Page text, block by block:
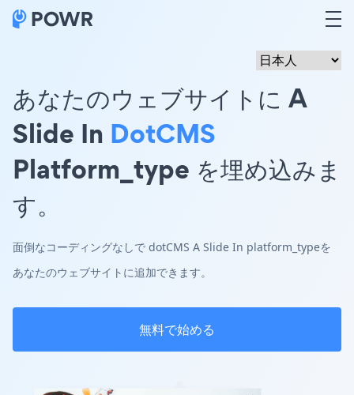
あなたのウェブサイトに A
Slide In DotCMS
Platform_type を埋め込みま
す。
面倒なコーディングなしで dotCMS A Slide In platform_typeを
あなたのウェブサイトに追加できます。
無料で始める